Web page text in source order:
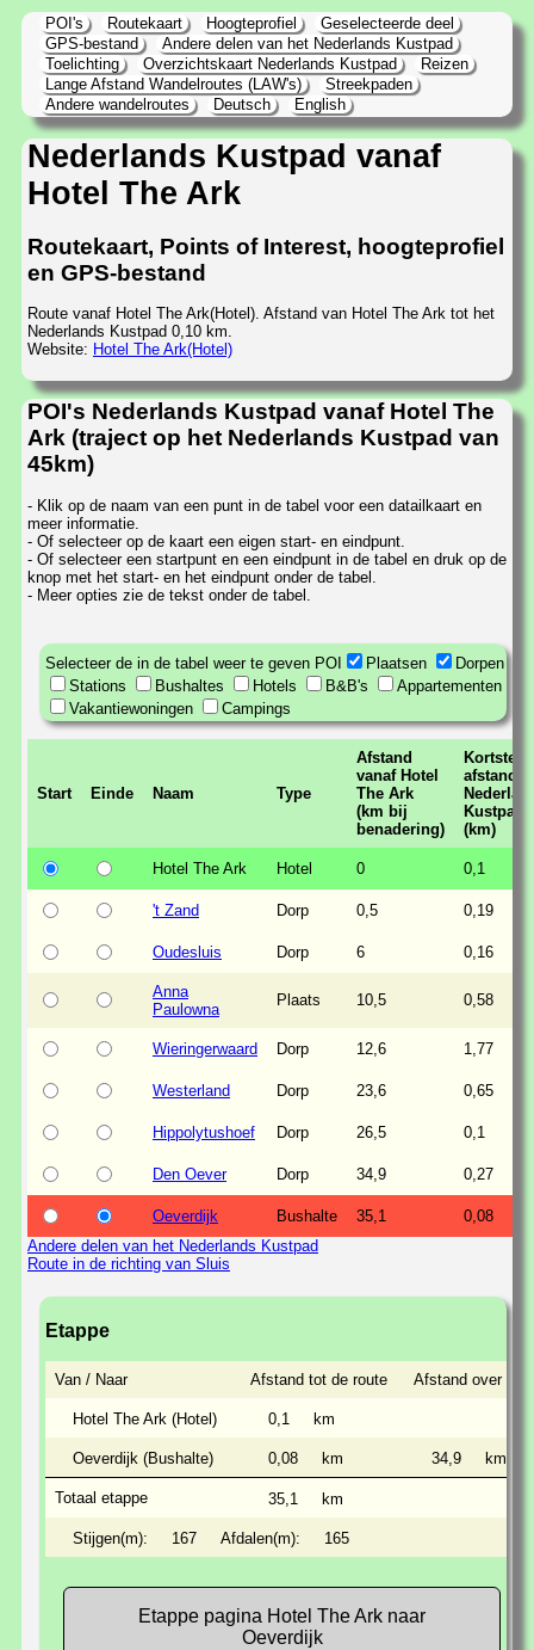
POI's Routekaart Hoogteprofiel
Geselecteerde deel
GPS-bestand
Andere delen van het Nederlands Kustpad
Toelichting
Overzichtskaart Nederlands Kustpad
Reizen
Lange Afstand Wandelroutes (LAW's)
Streekpaden
Andere wandelroutes
Deutsch English
Nederlands Kustpad vanaf
Hotel The Ark
Routekaart, Points of Interest, hoogteprofiel
en GPS-bestand
Route vanaf Hotel The Ark(Hotel). Afstand van Hotel The Ark tot het
Nederlands Kustpad 0,10 km.
Website: Hotel The Ark(Hotel)
POI's Nederlands Kustpad vanaf Hotel The
Ark (traject op het Nederlands Kustpad van
45km)
- Klik op de naam van een punt in de tabel voor een datailkaart en
meer informatie.
- Of selecteer op de kaart een eigen start- en eindpunt.
- Of selecteer een startpunt en een eindpunt in de tabel en druk op de
knop met het start- en het eindpunt onder de tabel.
- Meer opties zie de tekst onder de tabel.
Selecteer de in de tabel weer te geven POI Plaatsen
Dorpen
Stations
Bushaltes Hotels B&B's
Appartementen
Vakantiewoningen
Campings
Start Einde Naam Type
Afstand
vanaf Hotel
The Ark
(km bij
benadering)
Kortste
afstand
Kustpad
(km)
Hotel The Ark Hotel 0 0,1
't Zand Dorp 0,5 0,19
Oudesluis Dorp 6 0,16
Anna
Paulowna
Plaats 10,5 0,58
Wieringerwaard Dorp 12,6 1,77
Westerland Dorp 23,6 0,65
Hippolytushoef Dorp 26,5 0,1
Den Oever Dorp 34,9 0,27
Oeverdijk Bushalte 35,1
0,08
Andere delen van het Nederlands Kustpad
Route in de richting van Sluis
Etappe
Van / Naar Afstand tot de route Afstand over de
Hotel The Ark (Hotel) 0,1 km
Oeverdijk (Bushalte) 0,08 km 34,9 km
Totaal etappe 35,1 km
Stijgen(m): 167 Afdalen(m): 165
Etappe pagina Hotel The Ark naar
Oeverdijk